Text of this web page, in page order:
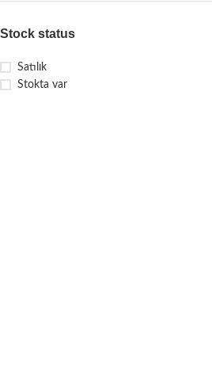
Stock status
Satılık
Stokta var